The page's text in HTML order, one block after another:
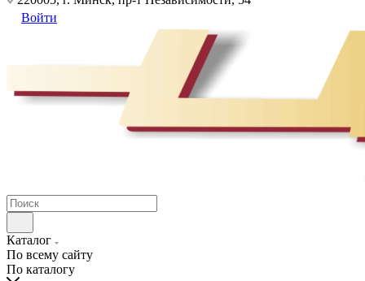
Войти
Каталог
По всему сайту
По каталогу